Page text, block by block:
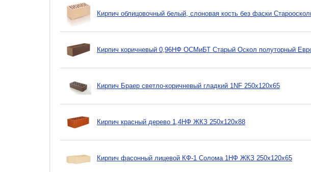
Кирпич облицовочный белый, слоновая кость без фаски
Кирпич коричневый 0,96НФ ОСМиБТ Старый Оскол полуторный
Кирпич Браер светло-коричневый гладкий 1NF 250х120х65
Кирпич красный дерево 1,4НФ ЖКЗ 250х120х88
Кирпич фасонный лицевой КФ-1 Солома 1НФ ЖКЗ 250х120х65